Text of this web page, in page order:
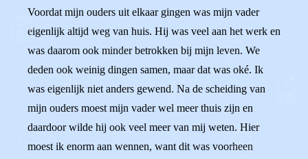
Voordat mijn ouders uit elkaar gingen was mijn vader
eigenlijk altijd weg van huis. Hij was veel aan het werk en
was daarom ook minder betrokken bij mijn leven. We
deden ook weinig dingen samen, maar dat was oké. Ik
was eigenlijk niet anders gewend. Na de scheiding van
mijn ouders moest mijn vader wel meer thuis zijn en
daardoor wilde hij ook veel meer van mij weten. Hier
moest ik enorm aan wennen, want dit was voorheen